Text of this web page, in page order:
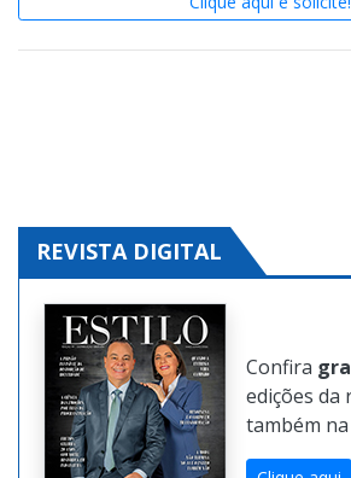
Conheça oGuia Expressãoe crie
Internet.Baixo investimento e alto
REVISTA DIGITAL
Confira